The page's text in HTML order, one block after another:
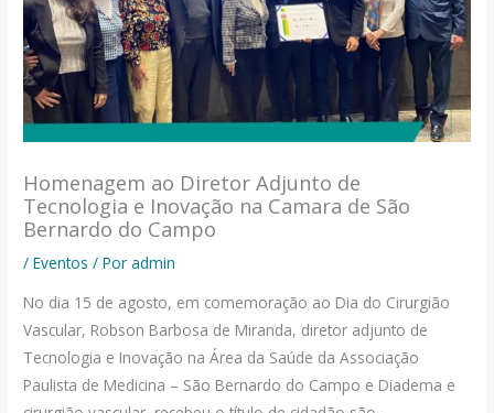
Homenagem ao Diretor Adjunto de
Tecnologia e Inovação na Camara de São
Bernardo do Campo
/Eventos / Poradmin
No dia 15 de agosto, em comemoração ao Dia do Cirurgião
Vascular, Robson Barbosa de Miranda, diretor adjunto de
Tecnologia e Inovação na Área da Saúde da Associação
Paulista de Medicina – São Bernardo do Campo e Diadema e